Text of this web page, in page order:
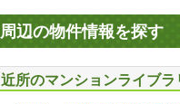
周辺の物件情報を探す
近所のマンションライブラ